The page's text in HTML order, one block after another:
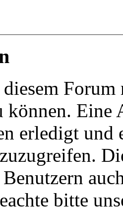
können.
erledigt und
bitte